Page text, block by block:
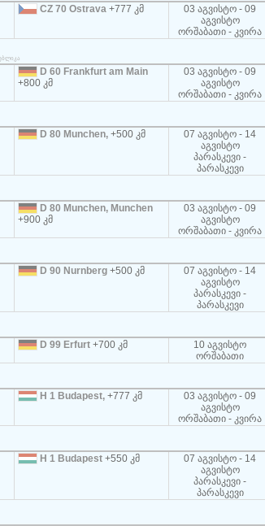
CZ 70 Ostrava +777 კმ
03 აგვისტო - 09
აგვისტო
ორშაბათი - კვირა
D 60 Frankfurt am Main
+800 კმ
03 აგვისტო - 09
აგვისტო
ორშაბათი - კვირა
D 80 Munchen, +500 კმ
07 აგვისტო - 14
აგვისტო
პარასკევი -
პარასკევი
D 80 Munchen, Munchen
+900 კმ
03 აგვისტო - 09
აგვისტო
ორშაბათი - კვირა
D 90 Nurnberg +500 კმ
07 აგვისტო - 14
აგვისტო
პარასკევი -
პარასკევი
D 99 Erfurt +700 კმ
10 აგვისტო
ორშაბათი
H 1 Budapest, +777 კმ
03 აგვისტო - 09
აგვისტო
ორშაბათი - კვირა
H 1 Budapest +550 კმ
07 აგვისტო - 14
აგვისტო
პარასკევი -
პარასკევი